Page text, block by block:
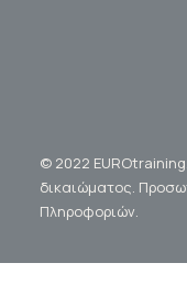
© 2022
δικαιώματος.
Πληροφοριών.